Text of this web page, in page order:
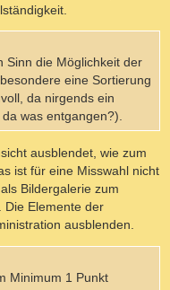
Sinn die Möglichkeit der
eine Sortierung
da nirgends ein
was entgangen?).
ausblendet, wie zum
ist für eine Misswahl nicht
Bildergalerie zum
Die Elemente der
ausblenden.
Minimum 1 Punkt